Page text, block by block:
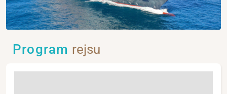
Program rejsu